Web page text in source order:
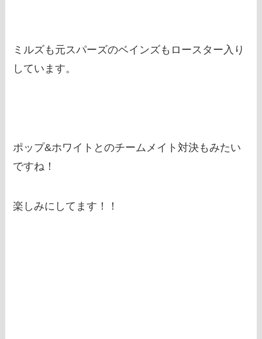
ミルズも元スパーズのベインズもロースター入り
しています。
ポップ&ホワイトとのチームメイト対決もみたい
ですね！
楽しみにしてます！！